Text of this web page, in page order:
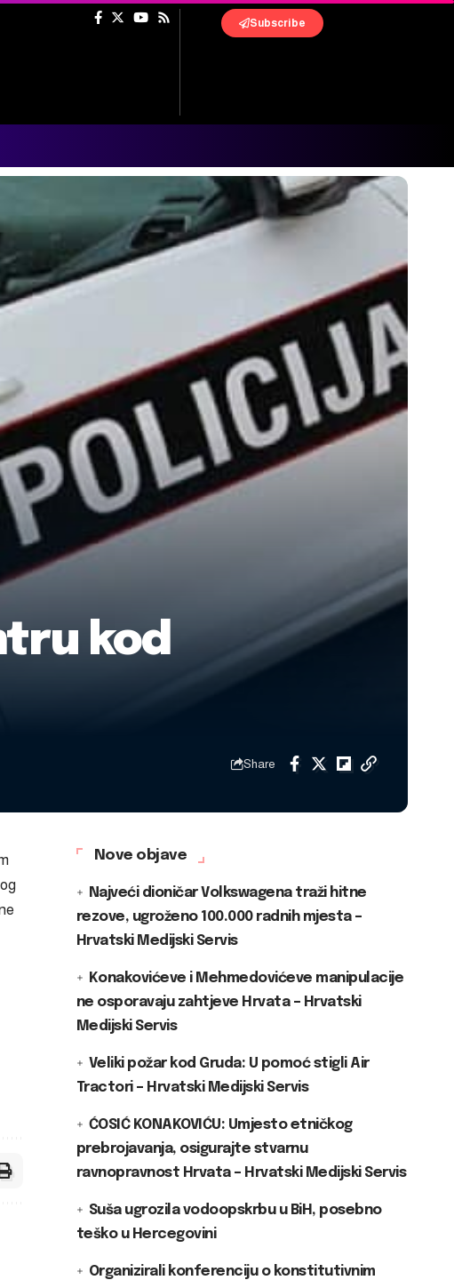
Subscribe
kod
Share
Nove objave
Najveći dioničar Volkswagena traži hitne
rezove, ugroženo 100.000 radnih mjesta –
Hrvatski Medijski Servis
Konakovićeve i Mehmedovićeve manipulacije
ne osporavaju zahtjeve Hrvata – Hrvatski
Medijski Servis
Veliki požar kod Gruda: U pomoć stigli Air
Tractori – Hrvatski Medijski Servis
ĆOSIĆ KONAKOVIĆU: Umjesto etničkog
prebrojavanja, osigurajte stvarnu
ravnopravnost Hrvata – Hrvatski Medijski Servis
Suša ugrozila vodoopskrbu u BiH, posebno
teško u Hercegovini
Organizirali konferenciju o konstitutivnim